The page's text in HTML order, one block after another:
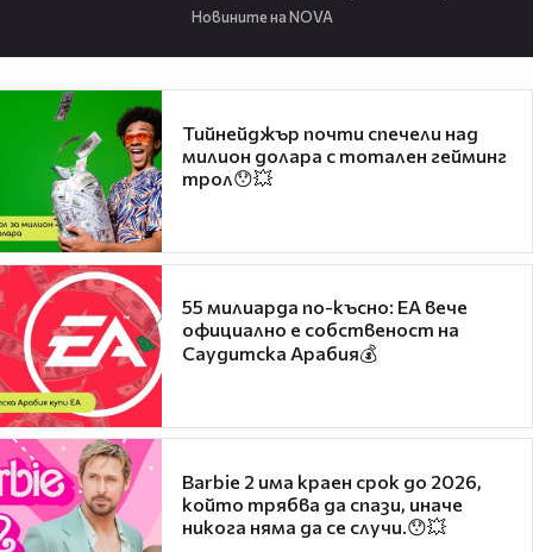
Новините на NOVA
Тийнейджър почти спечели над
милион долара с тотален гейминг
трол😯💥
55 милиарда по-късно: EA вече
официално е собственост на
Саудитска Арабия💰
Barbie 2 има краен срок до 2026,
който трябва да спази, иначе
никога няма да се случи.😯💥